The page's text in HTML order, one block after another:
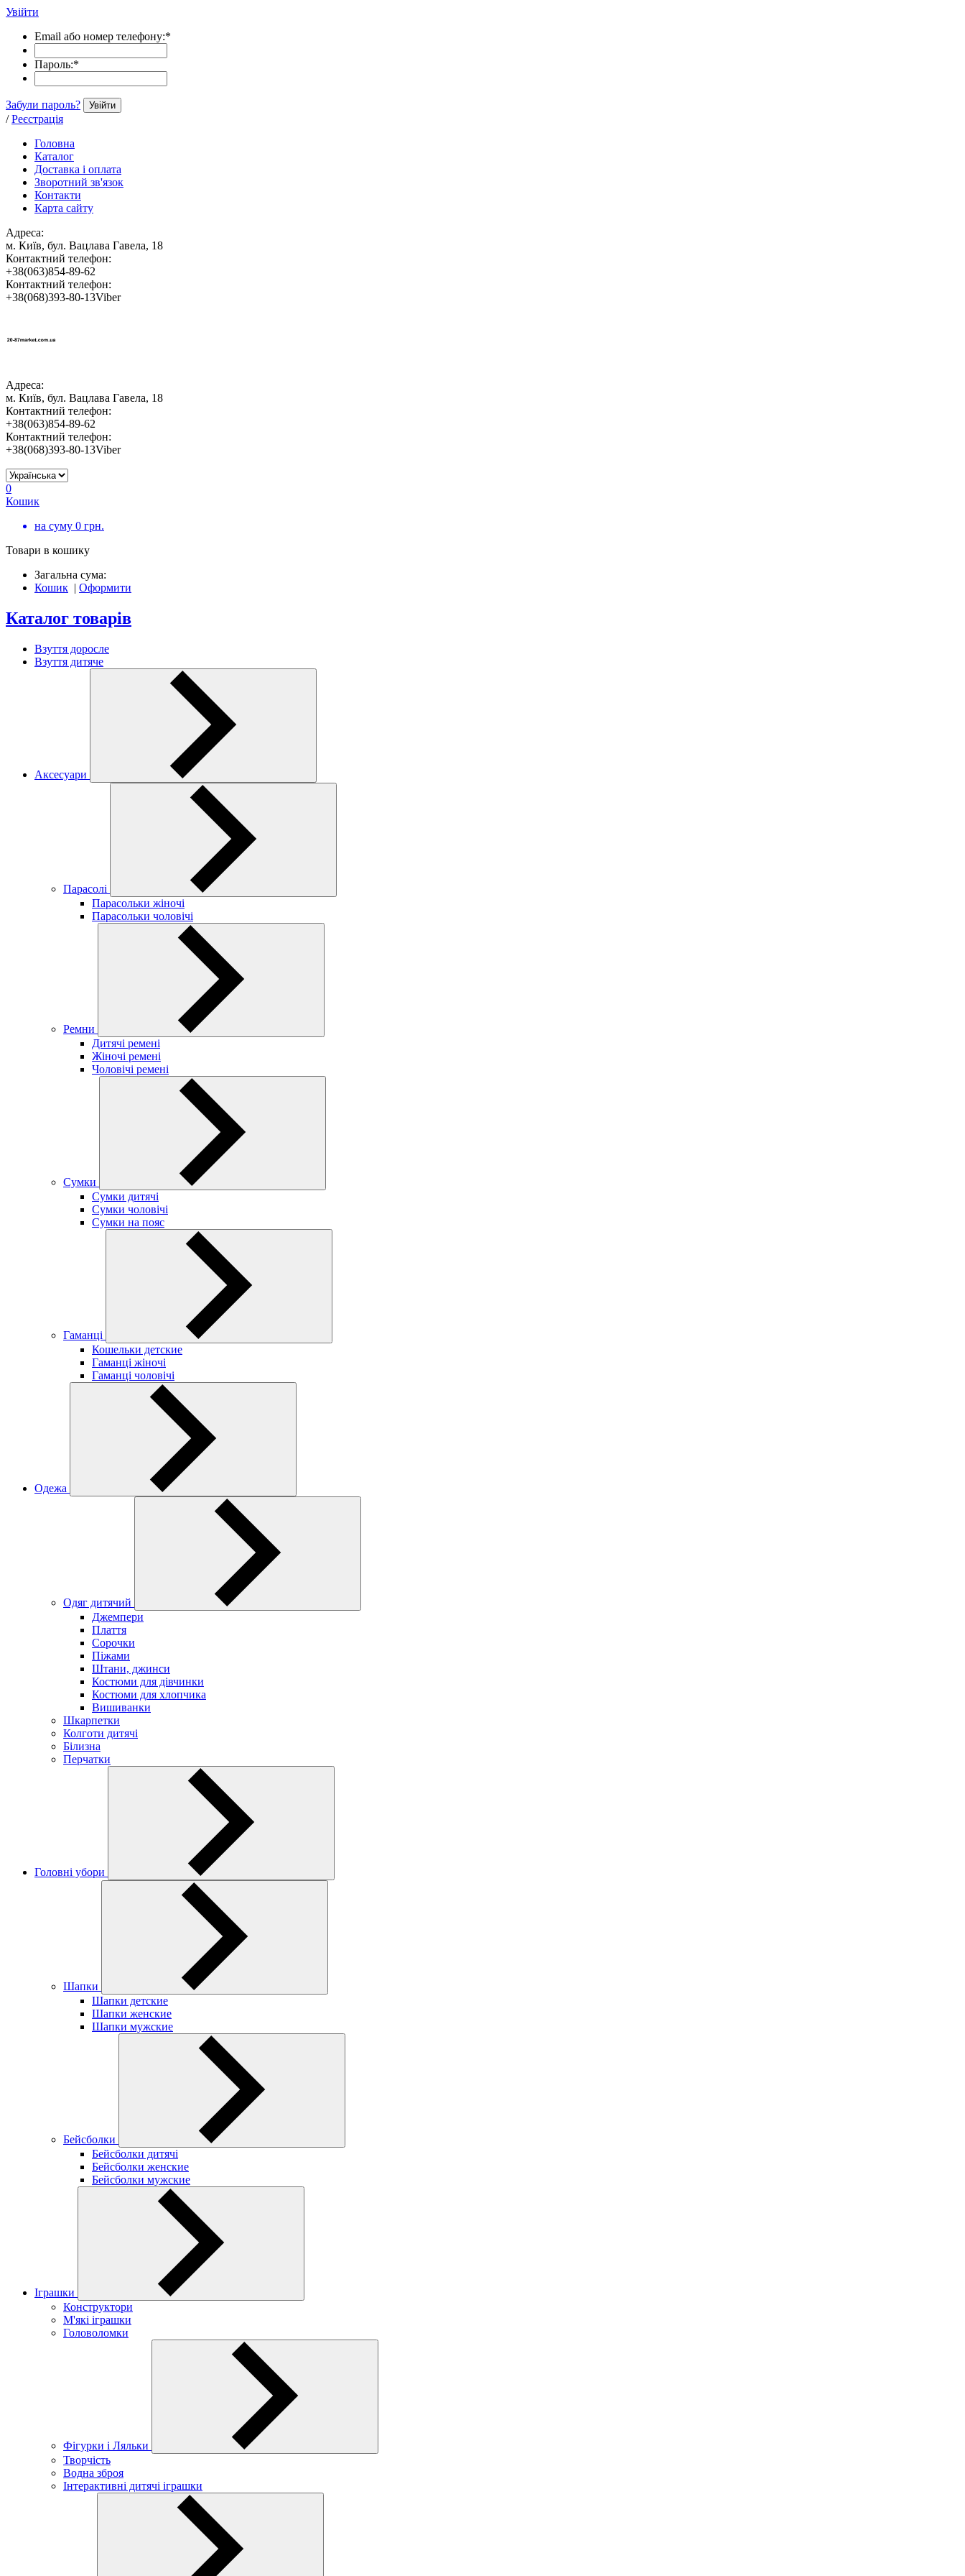
Увійти
Email або номер телефону:*
Пароль:*
Забули пароль? Увійти
/ Реєстрація
Головна
Каталог
Доставка і оплата
Зворотний зв'язок
Контакти
Карта сайту
Адреса:
м. Київ, бул. Вацлава Гавела, 18
Контактний телефон:
+38(063)854-89-62
Контактний телефон:
+38(068)393-80-13Viber
Адреса:
м. Київ, бул. Вацлава Гавела, 18
Контактний телефон:
+38(063)854-89-62
Контактний телефон:
+38(068)393-80-13Viber
0
Кошик
на суму 0 грн.
Товари в кошику
Загальна сума:
Кошик | Оформити
Каталог товарів
Взуття доросле
Взуття дитяче
Аксесуари
Парасолі
Парасольки жіночі
Парасольки чоловічі
Ремни
Дитячі ремені
Жіночі ремені
Чоловічі ремені
Сумки
Сумки дитячі
Сумки чоловічі
Сумки на пояс
Гаманці
Кошельки детские
Гаманці жіночі
Гаманці чоловічі
Одежа
Одяг дитячий
Джемпери
Плаття
Сорочки
Піжами
Штани, джинси
Костюми для дівчинки
Костюми для хлопчика
Вишиванки
Шкарпетки
Колготи дитячі
Білизна
Перчатки
Головні убори
Шапки
Шапки детские
Шапки женские
Шапки мужские
Бейсболки
Бейсболки дитячі
Бейсболки женские
Бейсболки мужские
Іграшки
Конструктори
М'які іграшки
Головоломки
Фігурки і Ляльки
Творчість
Водна зброя
Інтерактивні дитячі іграшки